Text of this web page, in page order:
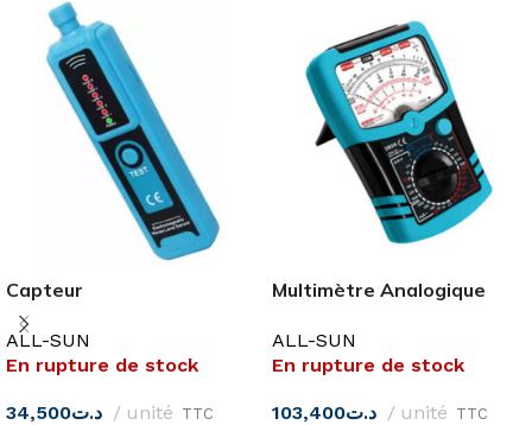
Capteur
électromagnétique
EM4558 ALL-SUN
ALL-SUN
En rupture de stock
د.ت34,500 unité TTC
Multimètre Analogique
ALL-SUN
En rupture de stock
د.ت103,400 unité TTC